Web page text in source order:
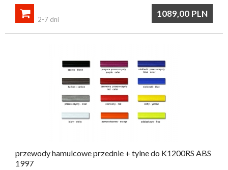
1089,00 PLN

2-7 dni
przewody hamulcowe przednie + tylne do K1200RS ABS
1997